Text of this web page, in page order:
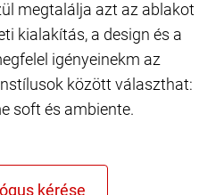
megtalálja azt az ablakot
kialakítás, a design és a
igényeinekm az
között választhat:
soft és ambiente.